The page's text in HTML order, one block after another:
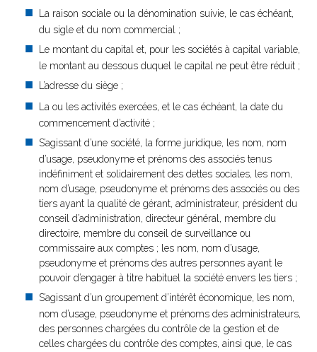
La raison sociale ou la dénomination suivie, le cas échéant,
du sigle et du nom commercial ;
Le montant du capital et, pour les sociétés à capital variable,
le montant au dessous duquel le capital ne peut être réduit ;
L’adresse du siège ;
La ou les activités exercées, et le cas échéant, la date du
commencement d’activité ;
S’agissant d’une société, la forme juridique, les nom, nom
d’usage, pseudonyme et prénoms des associés tenus
indéfiniment et solidairement des dettes sociales, les nom,
nom d’usage, pseudonyme et prénoms des associés ou des
tiers ayant la qualité de gérant, administrateur, président du
conseil d’administration, directeur général, membre du
directoire, membre du conseil de surveillance ou
commissaire aux comptes ; les nom, nom d’usage,
pseudonyme et prénoms des autres personnes ayant le
pouvoir d’engager à titre habituel la société envers les tiers ;
S’agissant d’un groupement d’intérêt économique, les nom,
nom d’usage, pseudonyme et prénoms des administrateurs,
des personnes chargées du contrôle de la gestion et de
celles chargées du contrôle des comptes, ainsi que, le cas